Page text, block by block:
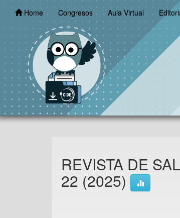
Skip
navigationHome Congresos Aula Virtual
REVISTA DE
22 (2025)